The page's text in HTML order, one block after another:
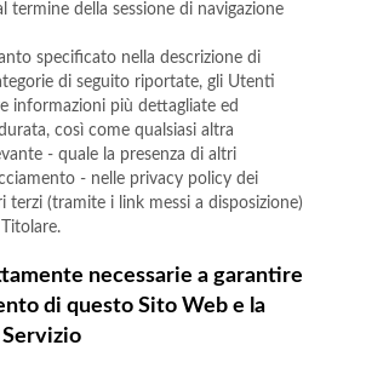
termine della sessione di navigazione
specificato nella descrizione di
di seguito riportate, gli Utenti
informazioni più dettagliate ed
così come qualsiasi altra
- quale la presenza di altri
- nelle privacy policy dei
terzi (tramite i link messi a disposizione)
necessarie a garantire
di questo Sito Web e la